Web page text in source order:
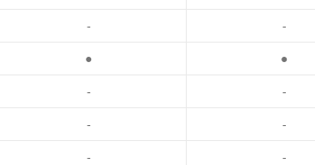
- -
● ●
- -
- -
- -